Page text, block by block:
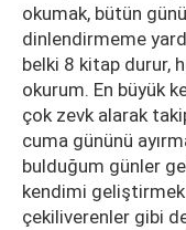
okumak, bütün
dinlendirmeme
belki 8 kitap durur,
okurum. En büyük
çok zevk alarak
cuma gününü
bulduğum günler
kendimi
çekiliverenler gibi